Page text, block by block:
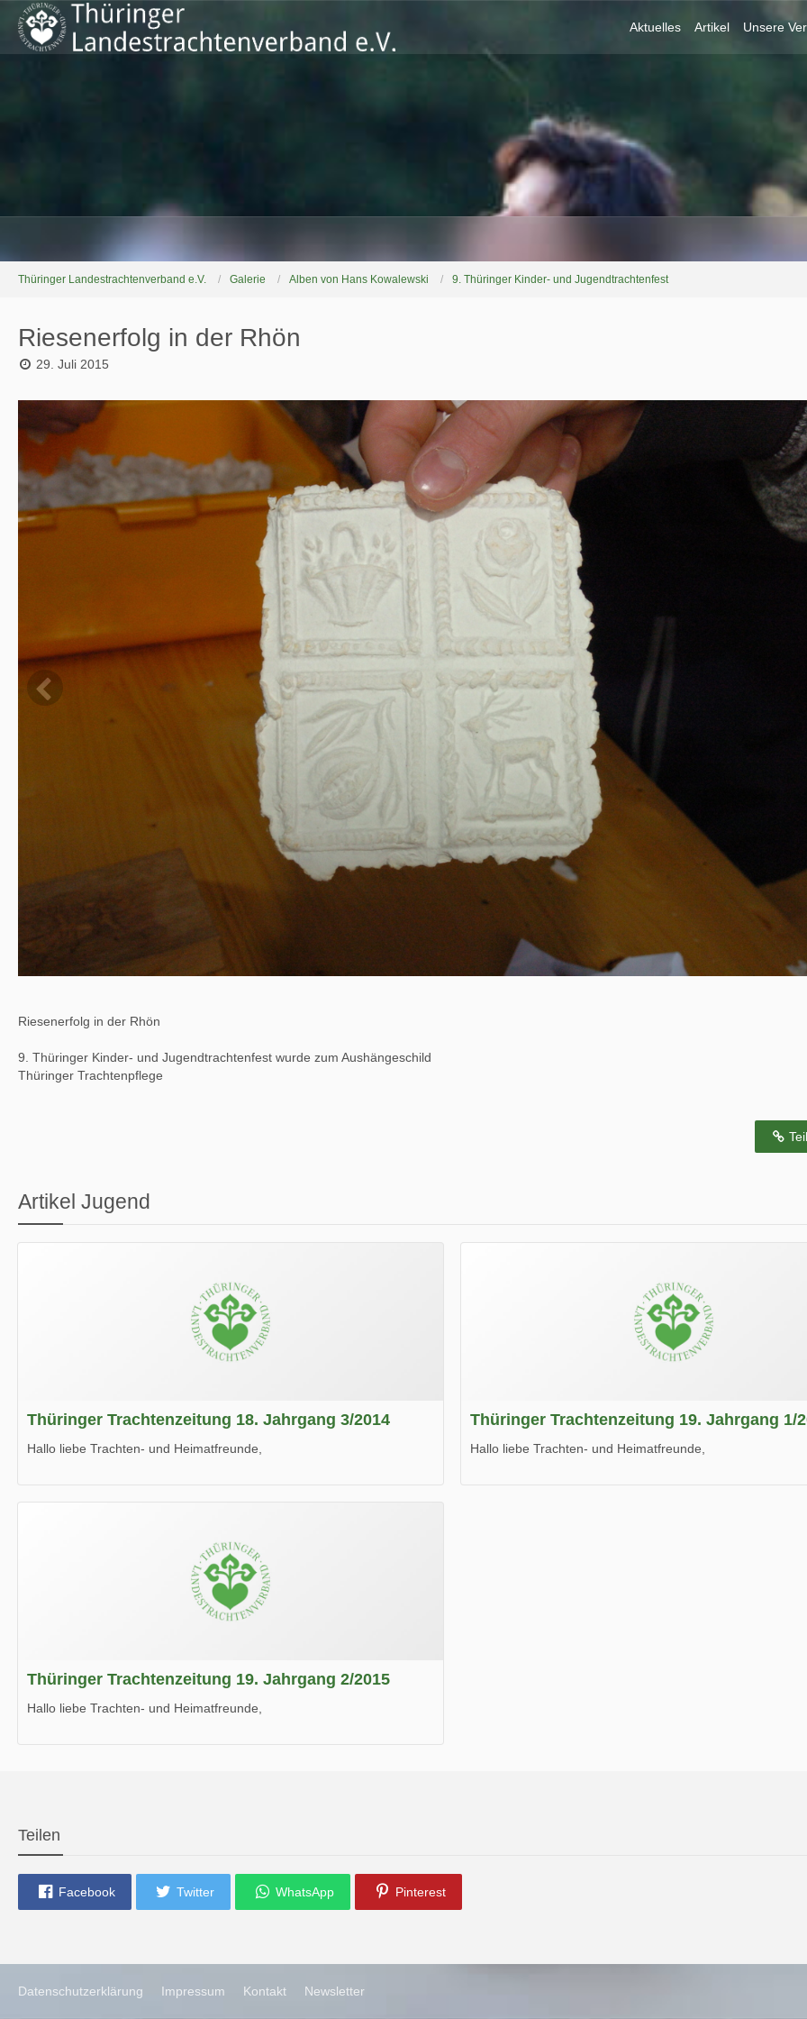
Aktuelles Artikel Unsere
Thüringer Landestrachtenverband e.V. Galerie Alben von Hans Kowalewski 9. Thüringer Kinder- und Jugendtrachtenfest
Riesenerfolg in der Rhön
29. Juli 2015
Riesenerfolg in der Rhön
9. Thüringer Kinder- und Jugendtrachtenfest wurde zum Aushängeschild
Thüringer Trachtenpflege
Artikel Jugend
Thüringer Trachtenzeitung 18. Jahrgang 3/2014
Hallo liebe Trachten- und Heimatfreunde,
Wir wünschen Euch viel Spaß beim Lesen.
Thüringer Trachtenzeitung 19. Jahrgang 1/
Hallo liebe Trachten- und Heimatfreunde,
Thüringer Trachtenzeitung 19. Jahrgang 2/2015
Hallo liebe Trachten- und Heimatfreunde,
Teilen
Facebook Twitter WhatsApp Pinterest
Datenschutzerklärung Impressum Kontakt Newsletter